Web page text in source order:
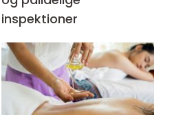
inspektioner